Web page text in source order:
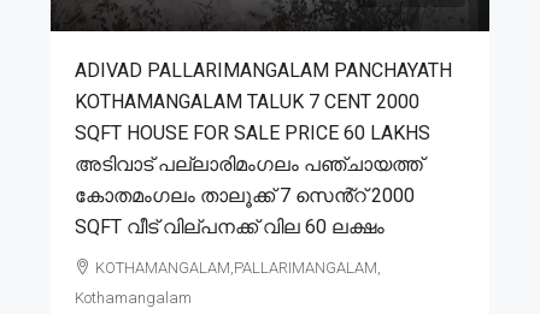
ADIVAD PALLARIMANGALAM PANCHAYATH
KOTHAMANGALAM TALUK 7 CENT 2000
SQFT HOUSE FOR SALE PRICE 60 LAKHS
അടിവാട് പല്ലാരിമംഗലം പഞ്ചായത്ത്
കോതമംഗലം താലൂക്ക് 7 സെൻ്റ് 2000
SQFT വീട് വില്പനക്ക് വില 60 ലക്ഷം
KOTHAMANGALAM,PALLARIMANGALAM,
Kothamangalam